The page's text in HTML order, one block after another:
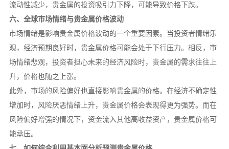
流动性减少，贵金属的投资吸引力下降，可能导致价格下跌。
六、全球市场情绪与贵金属价格波动
市场情绪是影响贵金属价格波动的一个重要因素。当投资者情绪乐
观，经济预期良好时，贵金属价格可能会处于下行压力。相反，市
场情绪悲观，投资者担心未来的经济风险时，贵金属的需求往往上
升，价格也随之上涨。
此外，市场的风险偏好也直接影响贵金属的价格。在经济不确定性
增加时，风险厌恶情绪上升，贵金属价格会表现得更为强势。而在
风险偏好增强的情况下，资金流入其他高收益资产，贵金属价格可
能承压。